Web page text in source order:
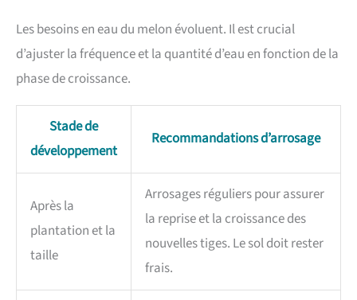
Les besoins en eau du melon évoluent. Il est crucial
d’ajuster la fréquence et la quantité d’eau en fonction de la
phase de croissance.
Stade de
développement
Recommandations d’arrosage
Après la
plantation et la
taille
Arrosages réguliers pour assurer
la reprise et la croissance des
nouvelles tiges. Le sol doit rester
frais.